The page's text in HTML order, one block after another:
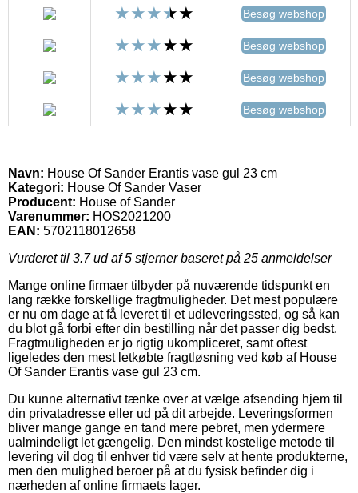
Besøg webshop
Besøg webshop
Besøg webshop
Besøg webshop
Navn: House Of Sander Erantis vase gul 23 cm
Kategori: House Of Sander Vaser
Producent: House of Sander
Varenummer: HOS2021200
EAN: 5702118012658
Vurderet til 3.7ud af 5 stjerner baseret på 25 anmeldelser
Mange online firmaer tilbyder på nuværende tidspunkt en
lang række forskellige fragtmuligheder. Det mest populære
er nu om dage at få leveret til et udleveringssted, og så kan
du blot gå forbi efter din bestilling når det passer dig bedst.
Fragtmuligheden er jo rigtig ukompliceret, samt oftest
ligeledes den mest letkøbte fragtløsning ved køb af House
Of Sander Erantis vase gul 23 cm.
Du kunne alternativt tænke over at vælge afsending hjem til
din privatadresse eller ud på dit arbejde. Leveringsformen
bliver mange gange en tand mere pebret, men ydermere
ualmindeligt let gængelig. Den mindst kostelige metode til
levering vil dog til enhver tid være selv at hente produkterne,
men den mulighed beroer på at du fysisk befinder dig i
nærheden af online firmaets lager.